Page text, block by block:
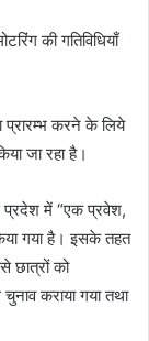
की गतिविधियाँ
करने के लिये
जा रहा है।
से प्रदेश में “एक प्रवेश,
गया है। इसके तहत
छात्रों को
चुनाव कराया गया तथा